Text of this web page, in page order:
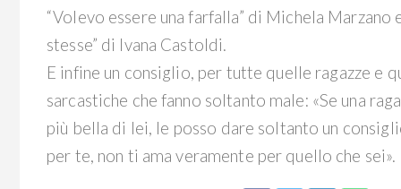
“Volevo essere una farfalla” di Michela
stesse” di Ivana Castoldi.
E infine un consiglio, per tutte quelle ragazze e
sarcastiche che fanno soltanto male: «Se una
più bella di lei, le posso dare soltanto un
per te, non ti ama veramente per quello che sei».